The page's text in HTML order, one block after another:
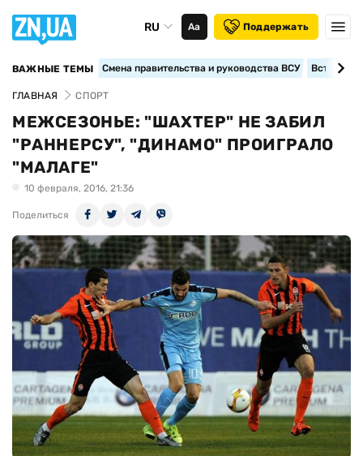
RU Аа Поддержать
ВАЖНЫЕ ТЕМЫ Смена правительства и руководства ВСУ
ГЛАВНАЯ СПОРТ
МЕЖСЕЗОНЬЕ: "ШАХТЕР" НЕ ЗАБИЛ
"РАННЕРСУ", "ДИНАМО" ПРОИГРАЛО
"МАЛАГЕ"
10 февраля, 2016, 21:36
Поделиться